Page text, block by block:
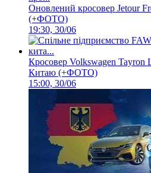
Оновлений кросовер Jetour
(+ФОТО)
19:30, 30/06
Кросовер Volkswagen
Китаю (+ФОТО)
15:00, 30/06